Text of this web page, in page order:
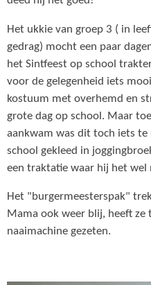
Het ukkie van groep 3 ( in
gedrag) mocht een paar
het Sintfeest op school
voor de gelegenheid iets
kostuum met overhemd en
grote dag op school. Maar
aankwam was dit toch iets
school gekleed in
een traktatie waar hij het wel
Het "burgermeesterspak"
Mama ook weer blij, heeft
naaimachine gezeten.